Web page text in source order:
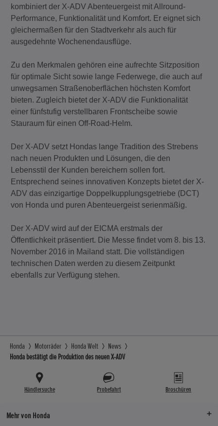
kombiniert der X-ADV Abenteuergeist mit Allround-
Performance, Funktionalität und Komfort. Er eignet sich
gleichermaßen für den Stadtverkehr als auch für
ausgedehnte Wochenendausflüge.
Zu den Merkmalen gehören eine aufrechte Sitzposition
für optimale Sicht sowie lange Federwege, die auch auf
unwegsamen Straßenoberflächen höchsten Komfort
bieten. Zugleich bietet der X-ADV die Funktionalität
einer fünfstufig verstellbaren Frontscheibe sowie
Stauraum für einen Off-Road-Helm.
Der X-ADV setzt Hondas lange Tradition des Strebens
nach neuen Produkten und Lösungen, die den
Lebensstil der Kunden bereichern sollen fort.
Entsprechend seines innovativen Konzepts bietet der X-
ADV das einzigartige Doppelkupplungsgetriebe (DCT)
von Honda und puren Abenteuergeist serienmäßig.
Der X-ADV wird auf der EICMA erstmals der
Öffentlichkeit präsentiert. Die Messe findet vom 8. bis 13.
November 2016 in Mailand statt. Die vollständigen
technischen Daten werden zu diesem Zeitpunkt
ebenfalls zur Verfügung stehen.
Honda Motorräder Honda Welt
News
Honda bestätigt die Produktion des neuen X-ADV
Händlersuche Probefahrt Broschüren
Mehr von Honda